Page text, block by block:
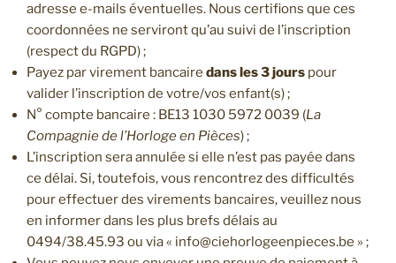
adresse e-mails éventuelles. Nous certifions que ces
coordonnées ne serviront qu’au suivi de l’inscription
(respect du RGPD) ;
Payez par virement bancaire dans les 3 jours pour
valider l’inscription de votre/vos enfant(s) ;
N° compte bancaire : BE13 1030 5972 0039 (La
Compagnie de l’Horloge en Pièces) ;
L’inscription sera annulée si elle n’est pas payée dans
ce délai. Si, toutefois, vous rencontrez des difficultés
pour effectuer des virements bancaires, veuillez nous
en informer dans les plus brefs délais au
0494/38.45.93 ou via « info@ciehorlogeenpieces.be » ;